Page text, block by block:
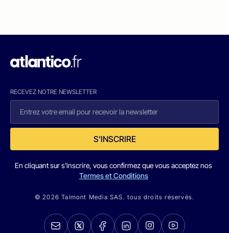
RECEVEZ NOTRE NEWSLETTER
S'INSCRIRE
En cliquant sur s'inscrire, vous confirmez que vous acceptez nos
Termes et Conditions
© 2026 Talmont Media SAS. tous droits réservés.